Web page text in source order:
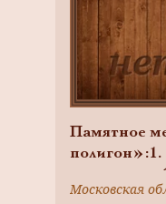
Памятное
века2.